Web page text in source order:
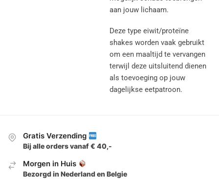
aan jouw lichaam.
Deze type eiwit/proteïne
shakes worden vaak gebruikt
om een maaltijd te vervangen
terwijl deze uitsluitend dienen
als toevoeging op jouw
dagelijkse eetpatroon.
Gratis Verzending
Bij alle orders vanaf € 40,-
Morgen in Huis
Bezorgd in Nederland en Belgie